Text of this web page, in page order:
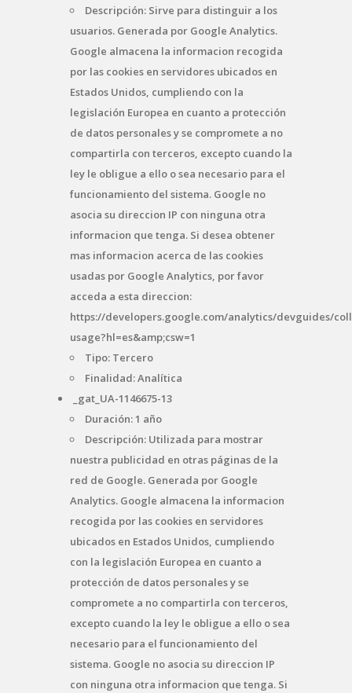
Descripción: Sirve para distinguir a los
usuarios. Generada por Google Analytics.
Google almacena la informacion recogida
por las cookies en servidores ubicados en
Estados Unidos, cumpliendo con la
legislación Europea en cuanto a protección
de datos personales y se compromete a no
compartirla con terceros, excepto cuando la
ley le obligue a ello o sea necesario para el
funcionamiento del sistema. Google no
asocia su direccion IP con ninguna otra
informacion que tenga. Si desea obtener
mas informacion acerca de las cookies
usadas por Google Analytics, por favor
acceda a esta direccion:
https://developers.google.com/analytics/devguides/
usage?hl=es&amp;csw=1
Tipo: Tercero
Finalidad: Analítica
_gat_UA-1146675-13
Duración: 1 año
Descripción: Utilizada para mostrar
nuestra publicidad en otras páginas de la
red de Google. Generada por Google
Analytics. Google almacena la informacion
recogida por las cookies en servidores
ubicados en Estados Unidos, cumpliendo
con la legislación Europea en cuanto a
protección de datos personales y se
compromete a no compartirla con terceros,
excepto cuando la ley le obligue a ello o sea
necesario para el funcionamiento del
sistema. Google no asocia su direccion IP
con ninguna otra informacion que tenga. Si